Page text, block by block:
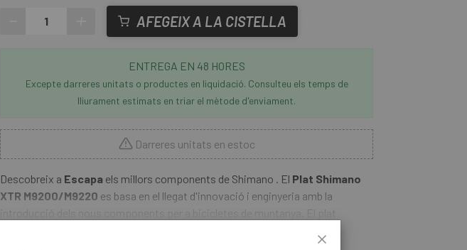
AFEGEIX A LA CISTELLA
ENTREGA EN 48 HORES
Excepte darreres unitats o productes en liquidació. Consulteu els temps de
lliurament estimats en triar el mètode d'enviament.
Darreres unitats en estoc
Descobreix a Escapa els millors components de Shimano . El Plat Shimano
XTR M9200/M9220 es basa en el llegat d'innovació i enginyeria amb la
introducció dels nous components per a bicicletes de muntanya. El plat
retenció de cadena DYNAMIC CHAIN ENGAGEMENT, així que el plat resisteix